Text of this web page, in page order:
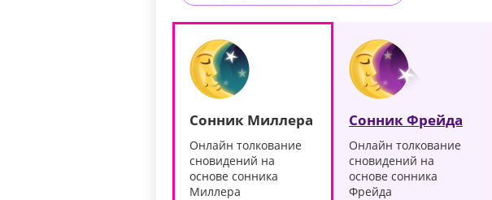
Сонник Миллера
Онлайн толкование
сновидений на
основе сонника
Миллера
Сонник Фрейда
Онлайн толкование
сновидений на
основе сонника
Фрейда